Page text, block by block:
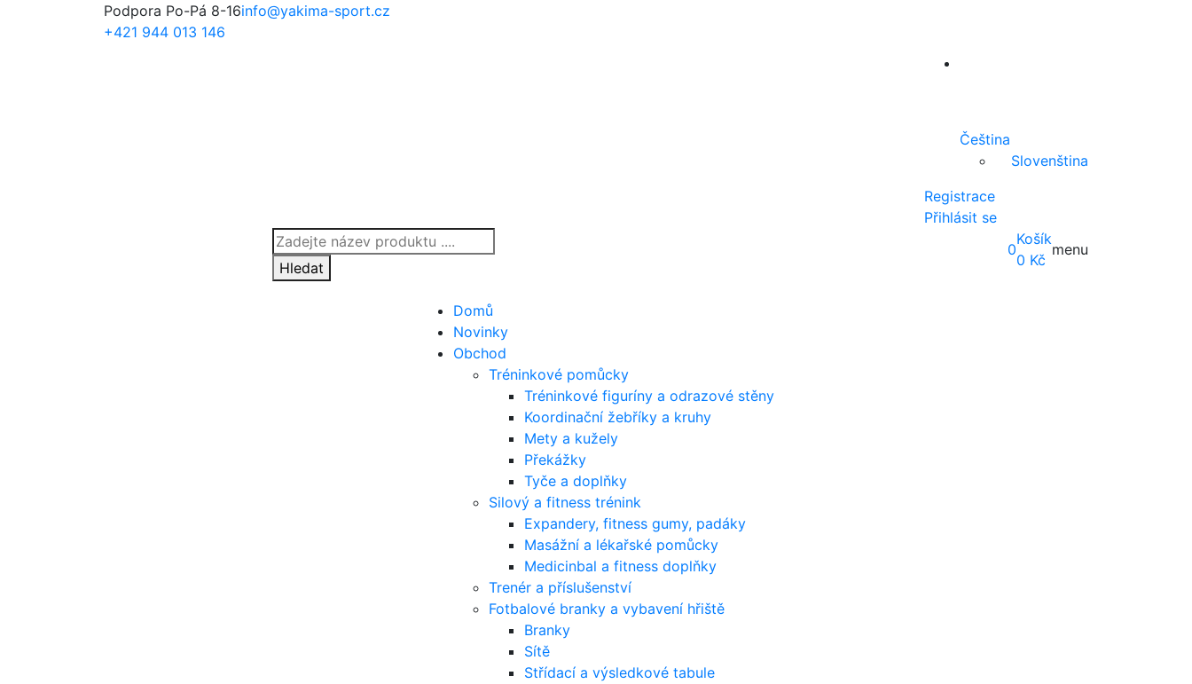
Podpora Po-Pá 8-16
+421 944 013 146
info@yakima-sport.cz
Čeština
Slovenština
Registrace
Přihlásit se
Products
search
Hledat
0
Košík
0 Kč
menu
Domů
Novinky
Obchod
Tréninkové pomůcky
Tréninkové figuríny a odrazové stěny
Koordinační žebříky a kruhy
Mety a kužely
Překážky
Tyče a doplňky
Silový a fitness trénink
Expandery, fitness gumy, padáky
Masážní a lékařské pomůcky
Medicinbal a fitness doplňky
Trenér a příslušenství
Fotbalové branky a vybavení hřiště
Branky
Sítě
Střídací a výsledkové tabule